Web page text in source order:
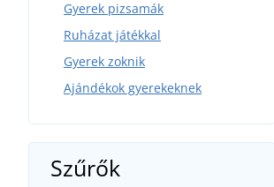
Gyerek pizsamák
Ruházat játékkal
Gyerek zoknik
Ajándékok gyerekeknek
Szűrők